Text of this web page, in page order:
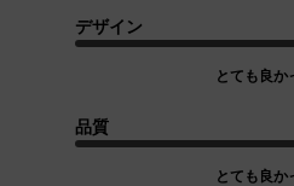
デザイン
とても良か
品質
とても良か